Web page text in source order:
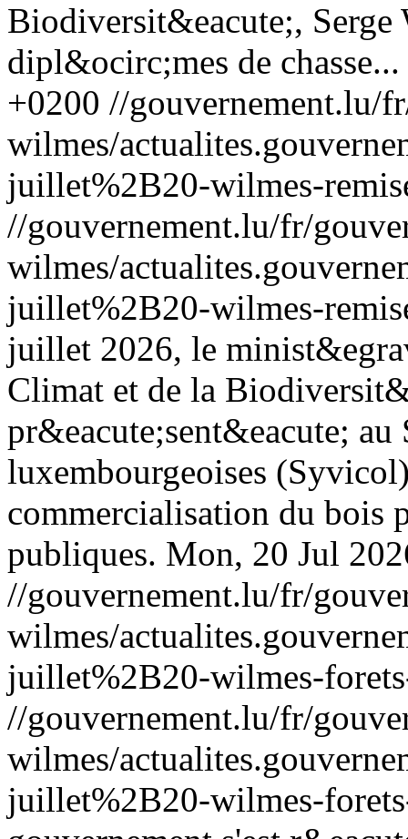
Biodiversit&eacute;, Serge
dipl&ocirc;mes de chasse...
+0200 //gouvernement.lu/
wilmes/
juillet%2B20-wilmes-
//gouvernement.lu/fr/
wilmes/
juillet%2B20-wilmes-
juillet 2026, le
Climat et de la
pr&eacute;sent&eacute;
luxembourgeoises
commercialisation du bois
publiques. Mon, 20 Jul
//gouvernement.lu/fr/
wilmes/
juillet%2B20-wilmes-
//gouvernement.lu/fr/
wilmes/
juillet%2B20-wilmes-